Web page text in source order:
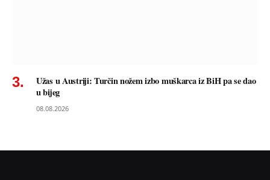
Užas u Austriji: Turčin nožem izbo muškarca iz BiH pa se dao
u bijeg
08.08.2026